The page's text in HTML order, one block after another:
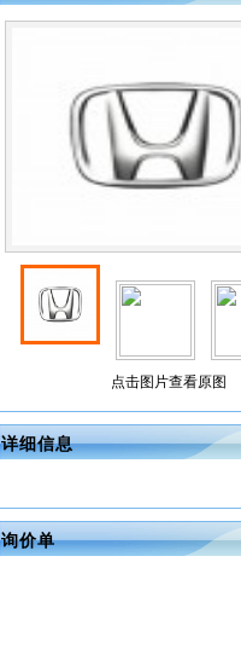
点击图片查看原图
详细信息
询价单